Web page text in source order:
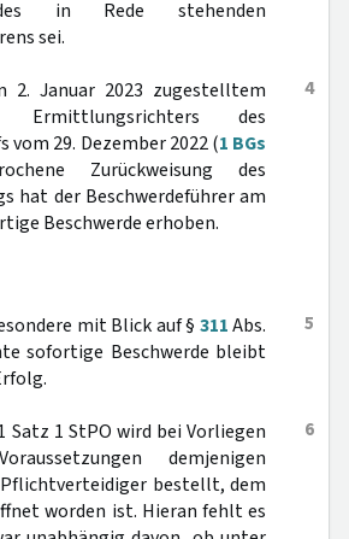
in Rede stehenden
sei.
4
2. Januar 2023 zugestelltem
Ermittlungsrichters des
vom 29. Dezember 2022 (1 BGs
Zurückweisung des
hat der Beschwerdeführer am
Beschwerde erhoben.
5
mit Blick auf § 311Abs.
sofortige Beschwerde bleibt
6
Satz 1 StPO wird bei Vorliegen
demjenigen
bestellt, dem
worden ist. Hieran fehlt es